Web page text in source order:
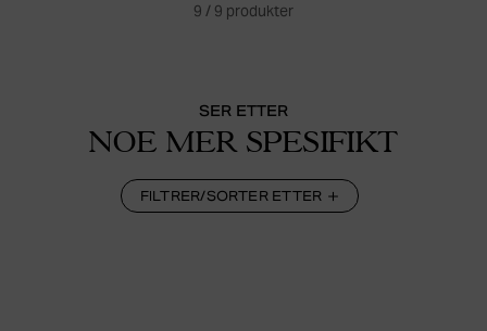
9 / 9 produkter
SER ETTER
NOE MER SPESIFIKT
FILTRER/SORTER ETTER